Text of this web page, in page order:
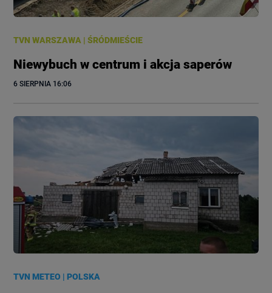
TVN WARSZAWA |ŚRÓDMIEŚCIE
Niewybuch w centrum i akcja saperów
6 SIERPNIA 16:06
TVN METEO |POLSKA